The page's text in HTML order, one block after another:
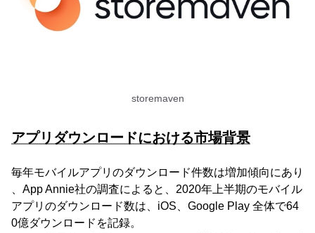
storemaven
アプリダウンロードにおける市場背景
毎年モバイルアプリのダウンロード件数は増加傾向にあり
、App Annie社の調査によると、2020年上半期のモバイル
アプリのダウンロード数は、iOS、Google Play 全体で64
0億ダウンロードを記録。